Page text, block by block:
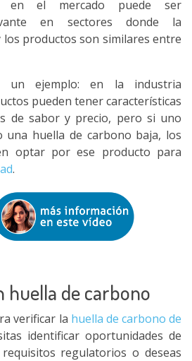
en el mercado puede ser
en sectores donde la
los productos son similares entre
ejemplo: en la industria
pueden tener características
de sabor y precio, pero si uno
una huella de carbono baja, los
optar por ese producto para
.
huella de carbono
verificar la huella de carbono de
identificar oportunidades de
regulatorios o deseas